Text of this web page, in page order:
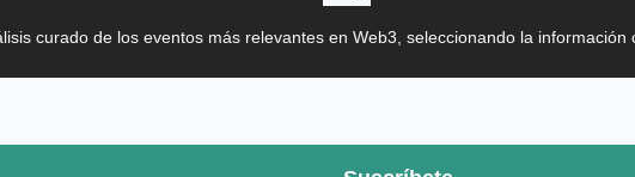
curado de los eventos más relevantes en Web3, seleccionando la